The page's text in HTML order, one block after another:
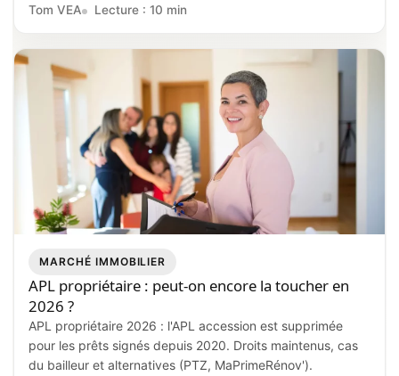
Tom VEA Lecture : 10 min
MARCHÉ IMMOBILIER
APL propriétaire : peut-on encore la toucher en
2026 ?
APL propriétaire 2026 : l'APL accession est supprimée
pour les prêts signés depuis 2020. Droits maintenus, cas
du bailleur et alternatives (PTZ, MaPrimeRénov').